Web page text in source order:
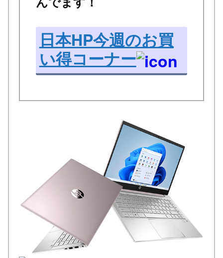
日本HP今週のお買
い得コーナー